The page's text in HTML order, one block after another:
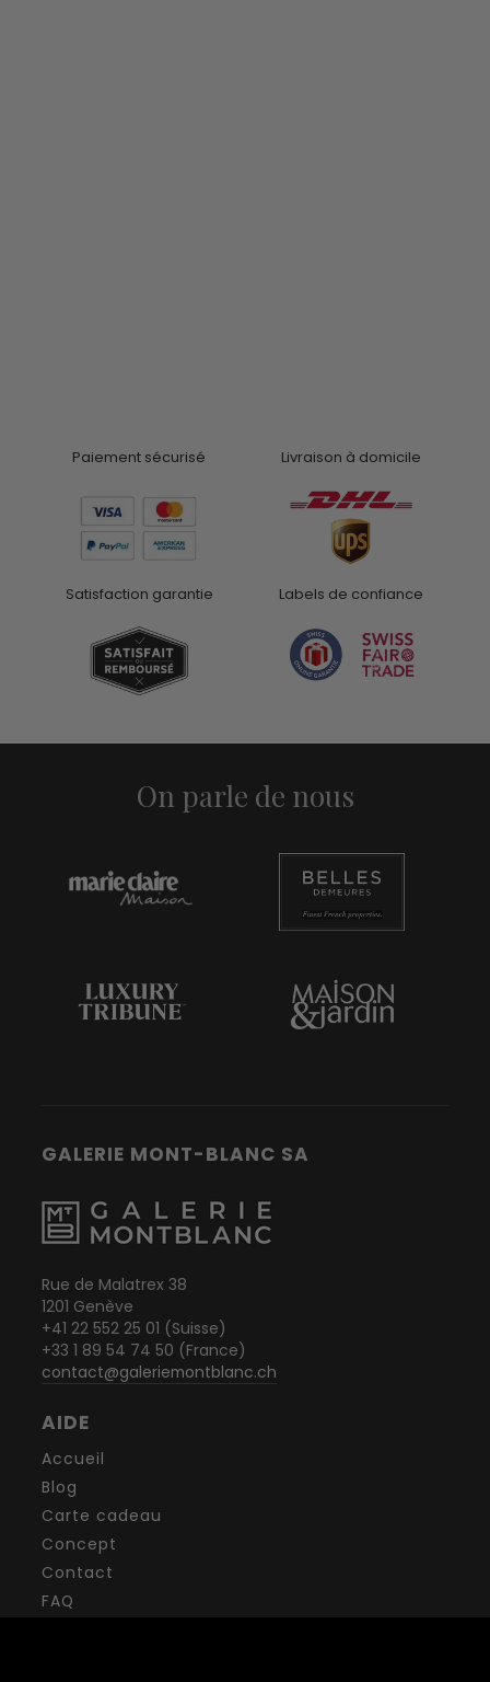
Paiement sécurisé Livraison à domicile
Satisfaction garantie Labels de confiance
On parle de nous
GALERIE MONT-BLANC SA
Rue de Malatrex 38
1201 Genève
+41 22 552 25 01 (Suisse)
+33 1 89 54 74 50 (France)
contact@galeriemontblanc.ch
AIDE
Accueil
Blog
Carte cadeau
Concept
Contact
FAQ